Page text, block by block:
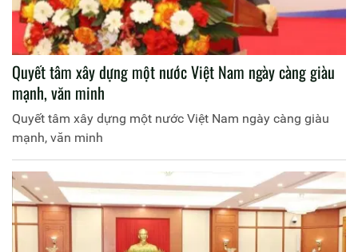
Quyết tâm xây dựng một nước Việt Nam ngày càng giàu
mạnh, văn minh
Quyết tâm xây dựng một nước Việt Nam ngày càng giàu
mạnh, văn minh